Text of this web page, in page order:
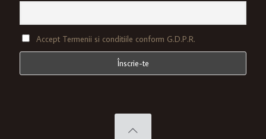
Accept Termenii si conditiile conform G.D.P.R.